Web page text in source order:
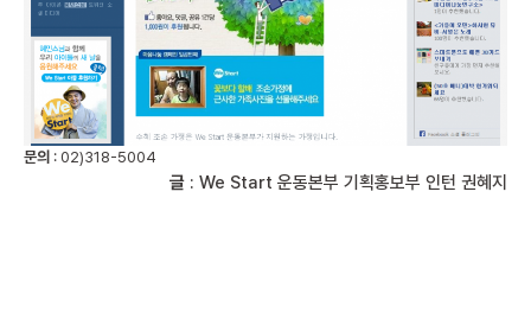
문의 : 02)318-5004
글 : We Start 운동본부 기획홍보부 인턴 권혜지